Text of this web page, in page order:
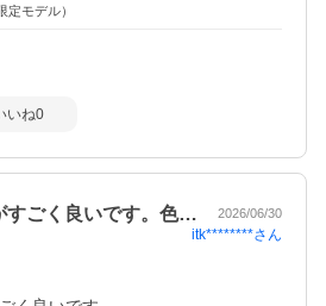
定モデル）
いね0
すごく良いです。色… 2026/06/30
itk********さん